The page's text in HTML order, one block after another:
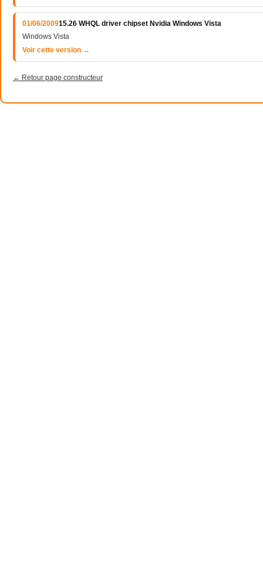
01/06/200915.26 WHQL driver chipset Nvidia Windows Vista
Windows Vista
Voir cette version →
← Retour page constructeur